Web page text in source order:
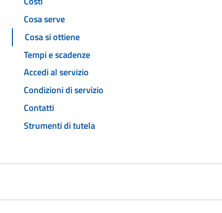
Cosa serve
Cosa si ottiene
Tempi e scadenze
Accedi al servizio
Condizioni di servizio
Contatti
Strumenti di tutela